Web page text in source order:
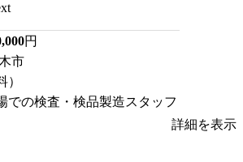
円
市
）
での検査・検品製造スタッフ
詳細を表示